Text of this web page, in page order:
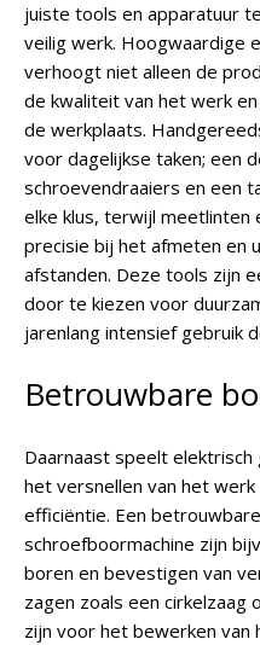
juiste tools en apparatuur
veilig werk. Hoogwaardige
verhoogt niet alleen de
de kwaliteit van het werk
de werkplaats.
voor dagelijkse taken; een
schroevendraaiers en een
elke klus, terwijl meetlinten
precisie bij het afmeten en
afstanden. Deze tools zijn
door te kiezen voor
jarenlang intensief gebruik
Betrouwbare
Daarnaast speelt
het versnellen van het
efficiëntie. Een
schroefboormachine zijn
boren en bevestigen van
zagen zoals een cirkelzaag
zijn voor het bewerken van